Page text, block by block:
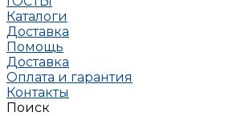
Каталоги
Доставка
Помощь
Доставка
Оплата и гарантия
Контакты
Поиск